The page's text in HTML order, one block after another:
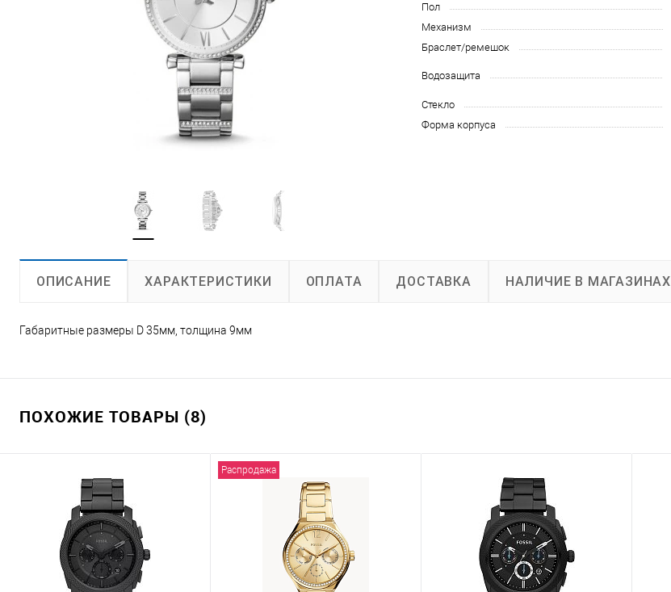
Пол
Механизм
Браслет/ремешок
Водозащита
Стекло
Форма корпуса
ОПИСАНИЕ ХАРАКТЕРИСТИКИ ОПЛАТА ДОСТАВКА НАЛИЧИЕ В МАГАЗИНАХ
Габаритные размеры D 35мм, толщина 9мм
ПОХОЖИЕ ТОВАРЫ (8)
Распродажа